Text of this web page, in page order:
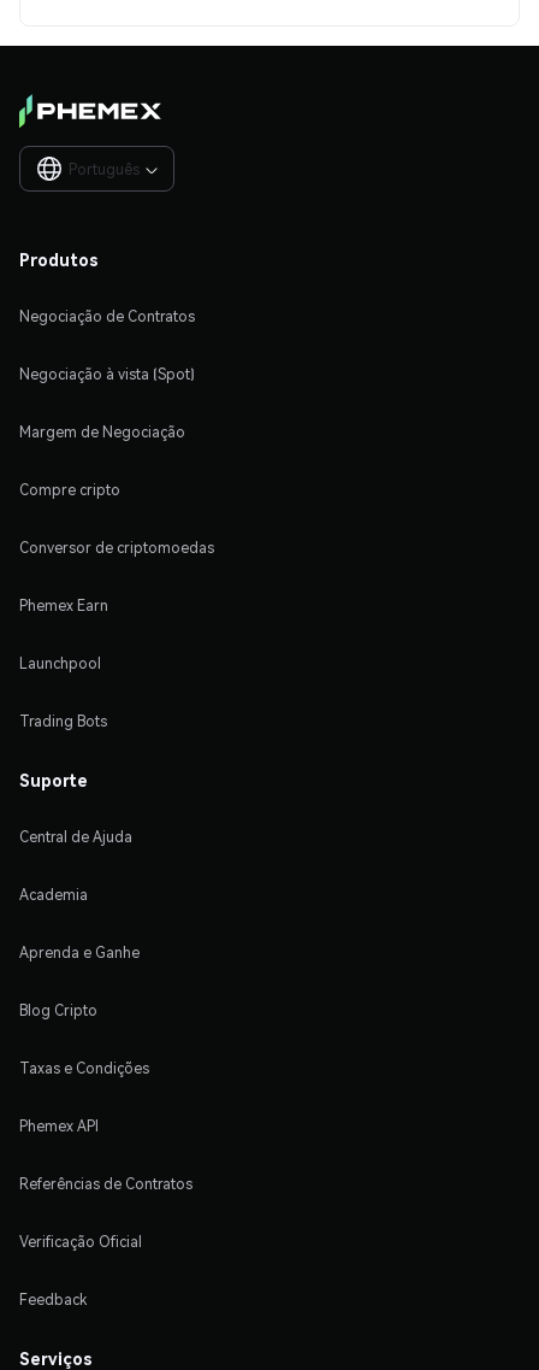
Português 
Produtos
Negociação de Contratos
Negociação à vista (Spot)
Margem de Negociação
Compre cripto
Conversor de criptomoedas
Phemex Earn
Launchpool
Trading Bots
Suporte
Central de Ajuda
Academia
Aprenda e Ganhe
Blog Cripto
Taxas e Condições
Phemex API
Referências de Contratos
Verificação Oficial
Feedback
Serviços